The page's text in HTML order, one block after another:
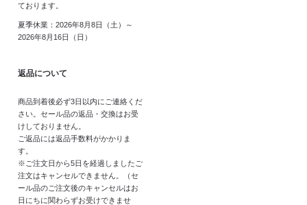
ております。
夏季休業：2026年8月8日（土）～
2026年8月16日（日）
返品について
商品到着後必ず3日以内にご連絡くだ
さい。セール品の返品・交換はお受
けしておりません。
ご返品には返品手数料がかかりま
す。
※ご注文日から5日を経過しましたご
注文はキャンセルできません。（セ
ール品のご注文後のキャンセルはお
日にちに関わらずお受けできませ